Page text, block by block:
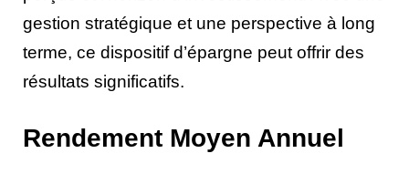
gestion stratégique et une perspective à long
terme, ce dispositif d’épargne peut offrir des
résultats significatifs.
Rendement Moyen Annuel